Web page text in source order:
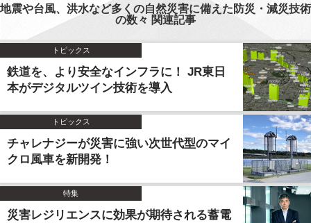
地震や台風、洪水など多くの自然災害に備えた防災・減災技術
の数々 関連記事
トピックス
鉄道を、より安全なインフラに！ JR東日
本がデジタルツイン技術を導入
トピックス
チャレナジーが災害に強い次世代型のマイ
クロ風車を新開発！
特集
災害レジリエンスに効果が期待される蓄電